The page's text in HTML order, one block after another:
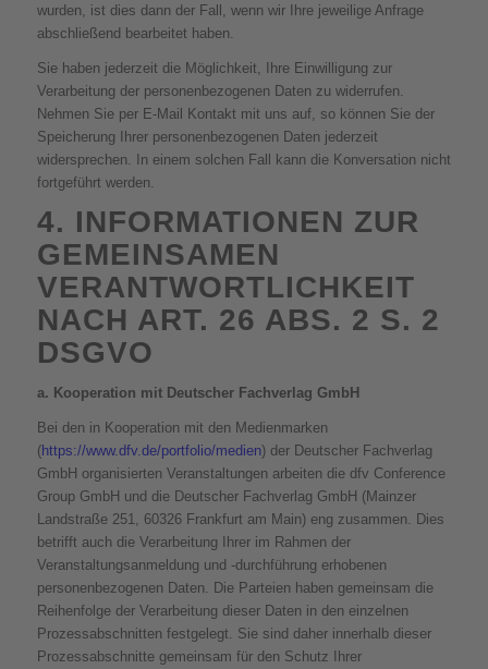
wurden, ist dies dann der Fall, wenn wir Ihre jeweilige Anfrage
abschließend bearbeitet haben.
Sie haben jederzeit die Möglichkeit, Ihre Einwilligung zur
Verarbeitung der personenbezogenen Daten zu widerrufen.
Nehmen Sie per E-Mail Kontakt mit uns auf, so können Sie der
Speicherung Ihrer personenbezogenen Daten jederzeit
widersprechen. In einem solchen Fall kann die Konversation nicht
fortgeführt werden.
4. INFORMATIONEN ZUR
GEMEINSAMEN
VERANTWORTLICHKEIT
NACH ART. 26 ABS. 2 S. 2
DSGVO
a. Kooperation mit Deutscher Fachverlag GmbH
Bei den in Kooperation mit den Medienmarken
(https://www.dfv.de/portfolio/medien) der Deutscher Fachverlag
GmbH organisierten Veranstaltungen arbeiten die dfv Conference
Group GmbH und die Deutscher Fachverlag GmbH (Mainzer
Landstraße 251, 60326 Frankfurt am Main) eng zusammen. Dies
betrifft auch die Verarbeitung Ihrer im Rahmen der
Veranstaltungsanmeldung und -durchführung erhobenen
personenbezogenen Daten. Die Parteien haben gemeinsam die
Reihenfolge der Verarbeitung dieser Daten in den einzelnen
Prozessabschnitten festgelegt. Sie sind daher innerhalb dieser
Prozessabschnitte gemeinsam für den Schutz Ihrer